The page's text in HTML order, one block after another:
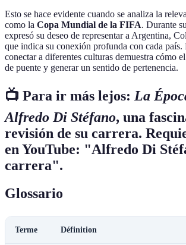
Esto se hace evidente cuando se analiza la
como la Copa Mundial de la FIFA. Durante
expresó su deseo de representar a Argentina,
que indica su conexión profunda con cada país.
conectar a diferentes culturas demuestra cómo
de puente y generar un sentido de pertenencia.
📺 Para ir más lejos: La
Alfredo Di Stéfano, una
revisión de su carrera.
en YouTube: "Alfredo Di
carrera".
Glossario
Terme Définition